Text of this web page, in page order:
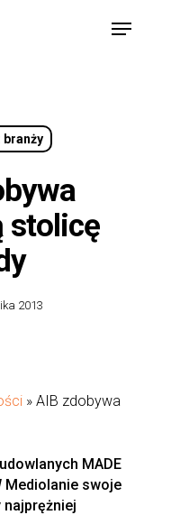
Menu
branży
stolicę
2013
» AIB zdobywa
MADE
Mediolanie swoje
najprężniej